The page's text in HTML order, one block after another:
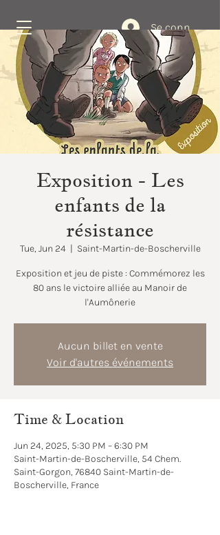
Se connecter
Book Now
Exposition - Les
enfants de la
résistance
Tue, Jun 24
  |
Saint-Martin-de-Boscherville
Exposition et jeu de piste : Commémorez les
80 ans le victoire alliée au Manoir de
l'Aumônerie
Aucun billet en vente
Voir d'autres événements
Time & Location
Jun 24, 2025, 5:30 PM – 6:30 PM
Saint-Martin-de-Boscherville, 54 Chem.
Saint-Gorgon, 76840 Saint-Martin-de-
Boscherville, France